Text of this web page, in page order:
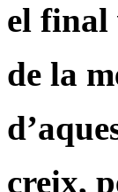
el final
de la
creix,